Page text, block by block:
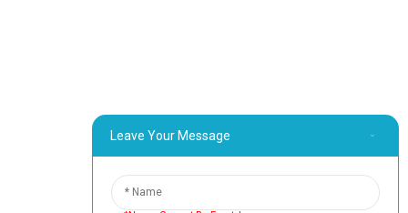
Bloc B-29, Parc d'innovation VanYang Crowd, n° 1, rue
ShuangYang, ville de YangQiao, district de BoLuo, ville de
HuiZhou, 516157, Chine
fannie@hzdlpack.com
Leave Your Message